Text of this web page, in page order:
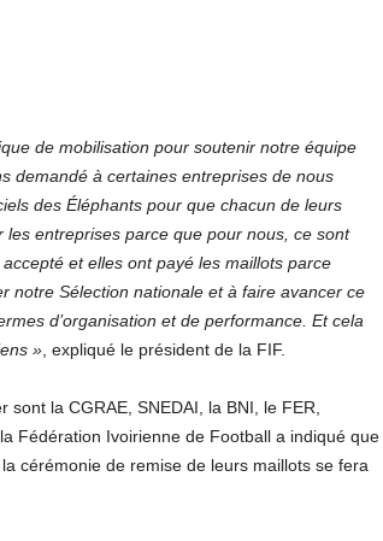
de mobilisation pour soutenir notre équipe
demandé à certaines entreprises de nous
des Éléphants pour que chacun de leurs
entreprises parce que pour nous, ce sont
et elles ont payé les maillots parce
notre Sélection nationale et à faire avancer ce
d’organisation et de performance. Et cela
», expliqué le président de la FIF.
la CGRAE, SNEDAI, la BNI, le FER,
Fédération Ivoirienne de Football a indiqué que
cérémonie de remise de leurs maillots se fera